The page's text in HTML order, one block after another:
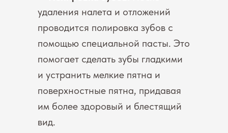
удаления налета и отложений
проводится полировка зубов с
помощью специальной пасты. Это
помогает сделать зубы гладкими
и устранить мелкие пятна и
поверхностные пятна, придавая
им более здоровый и блестящий
вид.